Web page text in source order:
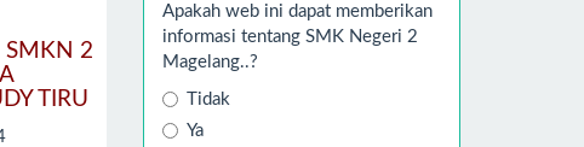
SMKN 2
TIRU
Apakah web ini dapat memberikan
informasi tentang SMK Negeri 2
Magelang..?
Tidak
Ya